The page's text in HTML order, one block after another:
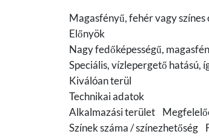
Magasfényű, fehér vagy
Előnyök
Nagy fedőképességű,
Speciális, vízlepergető
Kiválóan terül
Technikai adatok
Alkalmazási terület
Színek száma / színezhetőség